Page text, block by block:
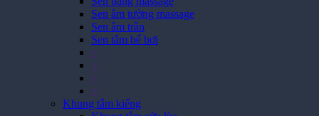
Sen âm tường massage
Sen âm trần
Sen tắm bể bơi
>
>
>
>
Khung tắm kiếng